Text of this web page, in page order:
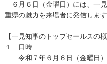
６月６日（金曜日）には、一
重県の魅力を来場者に発信します
【一見知事のトップセールスの概
１ 日時
令和７年６月６日（金曜日